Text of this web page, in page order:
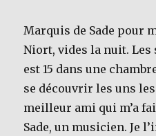
Marquis de Sade pour
Niort, vides la nuit. Les
est 15 dans une
se découvrir les uns les
meilleur ami qui m’a
Sade, un musicien. Je